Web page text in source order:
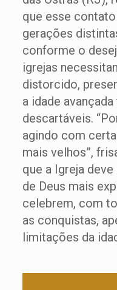
que esse
gerações
conforme o
igrejas
distorcido,
a idade
descartáveis.
agindo com
mais velhos”,
que a Igreja
de Deus mais
celebrem, com
as conquistas,
limitações da